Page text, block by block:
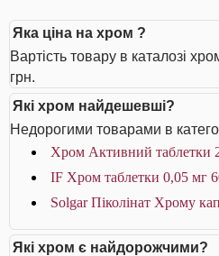
Яка ціна на хром ?
Вартість товару в каталозі
грн.
Які хром найдешевші?
Недорогими товарами в
Хром Активний таблетки
IF Хром таблетки 0,05 мг
Solgar Піколінат Хрому
Які хром є найдорожчими?